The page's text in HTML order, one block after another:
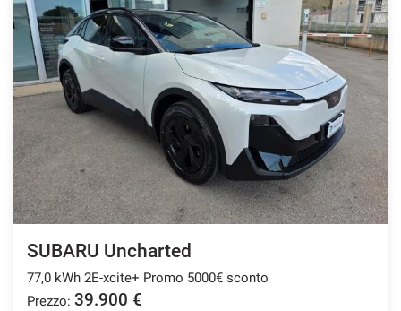
SUBARU Uncharted
77,0 kWh 2E-xcite+ Promo 5000€ sconto
Prezzo: 39.900 €